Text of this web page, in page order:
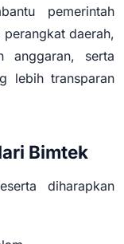
pemerintah
daerah,
anggaran, serta
lebih transparan
Bimtek
diharapkan